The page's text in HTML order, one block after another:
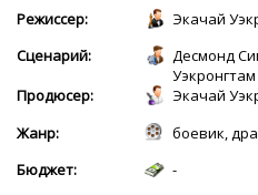
Режиссер:
Экачай
Сценарий:
Десмонд
Уэкронгтам
Продюсер:
Экачай
Жанр:
боевик,
Бюджет:
-